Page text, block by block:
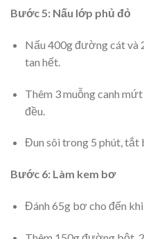
Bước 5: Nấu lớp phủ đỏ
Nấu 400g đường cát và
tan hết.
Thêm 3 muỗng canh
đều.
Đun sôi trong 5 phút, tắt
Bước 6: Làm kem bơ
Đánh 65g bơ cho đến khi